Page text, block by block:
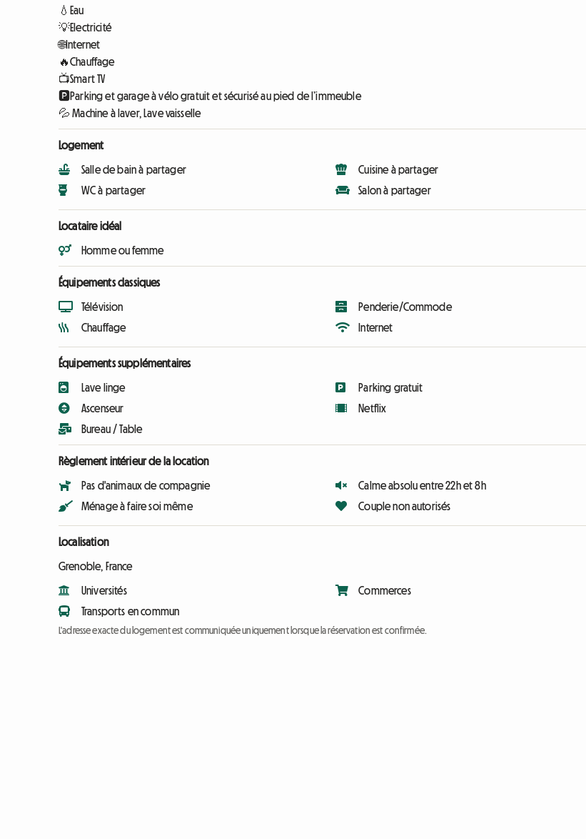
💧Eau
💡Electricité
🌐Internet
🔥Chauffage
📺Smart TV
🅿️Parking et garage à vélo gratuit et sécurisé au pied de l’immeuble
💦 Machine à laver, Lave vaisselle
Logement
Salle de bain à partager
WC à partager
Cuisine à partager
Salon à partager
Locataire idéal
Homme ou femme
Équipements classiques
Télévision
Chauffage
Penderie/Commode
Internet
Équipements supplémentaires
Lave linge
Ascenseur
Bureau / Table
Parking gratuit
Netflix
Règlement intérieur de la location
Pas d'animaux de compagnie
Ménage à faire soi même
Calme absolu entre 22h et 8h
Couple non autorisés
Localisation
Grenoble, France
Universités
Transports en commun
Commerces
L'adresse exacte du logement est communiquée uniquement lorsque la réservation est confirmée.